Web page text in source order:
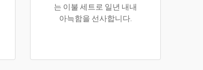
는 이불 세트로 일년 내내
아늑함을 선사합니다.